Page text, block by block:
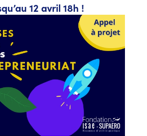
12 avril 18h !